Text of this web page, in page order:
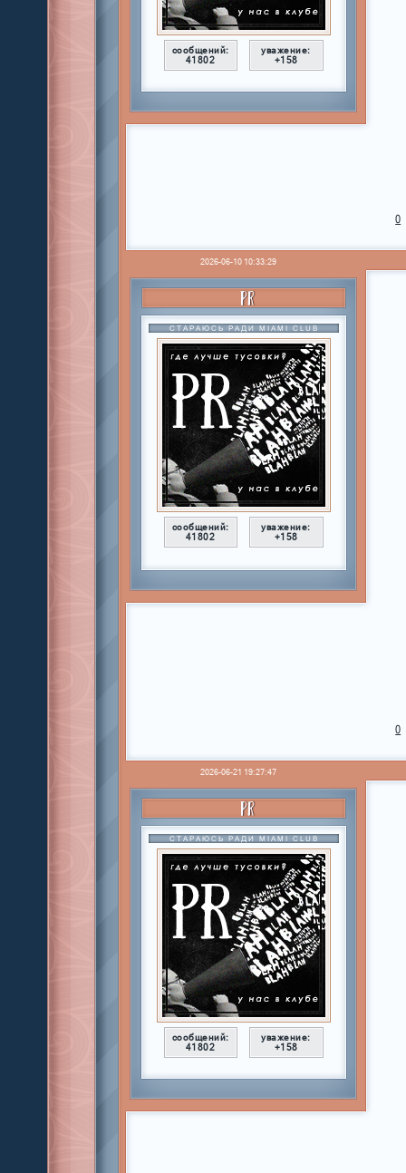
сообщений:
41802
уважение:
+158
0
2026-06-10 10:33:29
PR
СТАРАЮСЬ РАДИ MIAMI CLUB
сообщений:
41802
уважение:
+158
0
2026-06-21 19:27:47
PR
СТАРАЮСЬ РАДИ MIAMI CLUB
сообщений:
41802
уважение:
+158